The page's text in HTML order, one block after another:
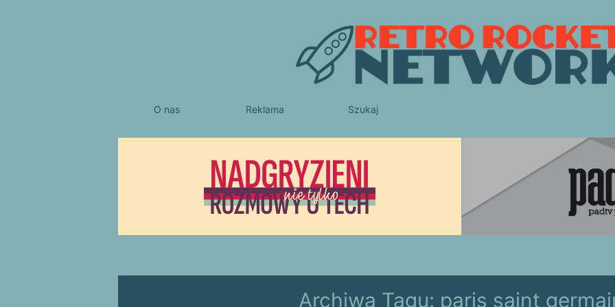
O nas Reklama Szukaj
Archiwa Tagu: paris saint